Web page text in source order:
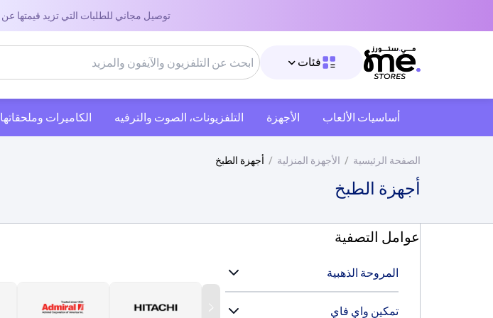
توصيل مجاني للطلبات التي تزيد قيمتها عن 99 ريال سعودي
فئات
أساسيات الألعاب الأجهزة التلفزيونات، الصوت والترفيه ‫الكاميرات وملحقاتها‬
الصفحة الرئيسية / الأجهزة المنزلية / أجهزة الطبخ
أجهزة الطبخ
عوامل التصفية
المروحة الذهبية
تمكين واي فاي